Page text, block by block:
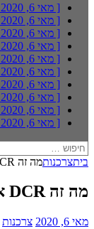
[ מאי 6, 2020 ]
[ מאי 6, 2020 ]
[ מאי 6, 2020 ]
[ מאי 6, 2020 ]
[ מאי 6, 2020 ]
[ מאי 6, 2020 ]
[ מאי 6, 2020 ]
[ מאי 6, 2020 ]
[ מאי 6, 2020 ]
[ מאי 6, 2020 ]
חיפוש:
ביתצרכנותמה זה DCR או DSCR או DSR? קשור לתחום הנדלן
מה זה DCR או DSCR או DSR? קשור לתחום הנדלן
מאי 6, 2020 צרכנות